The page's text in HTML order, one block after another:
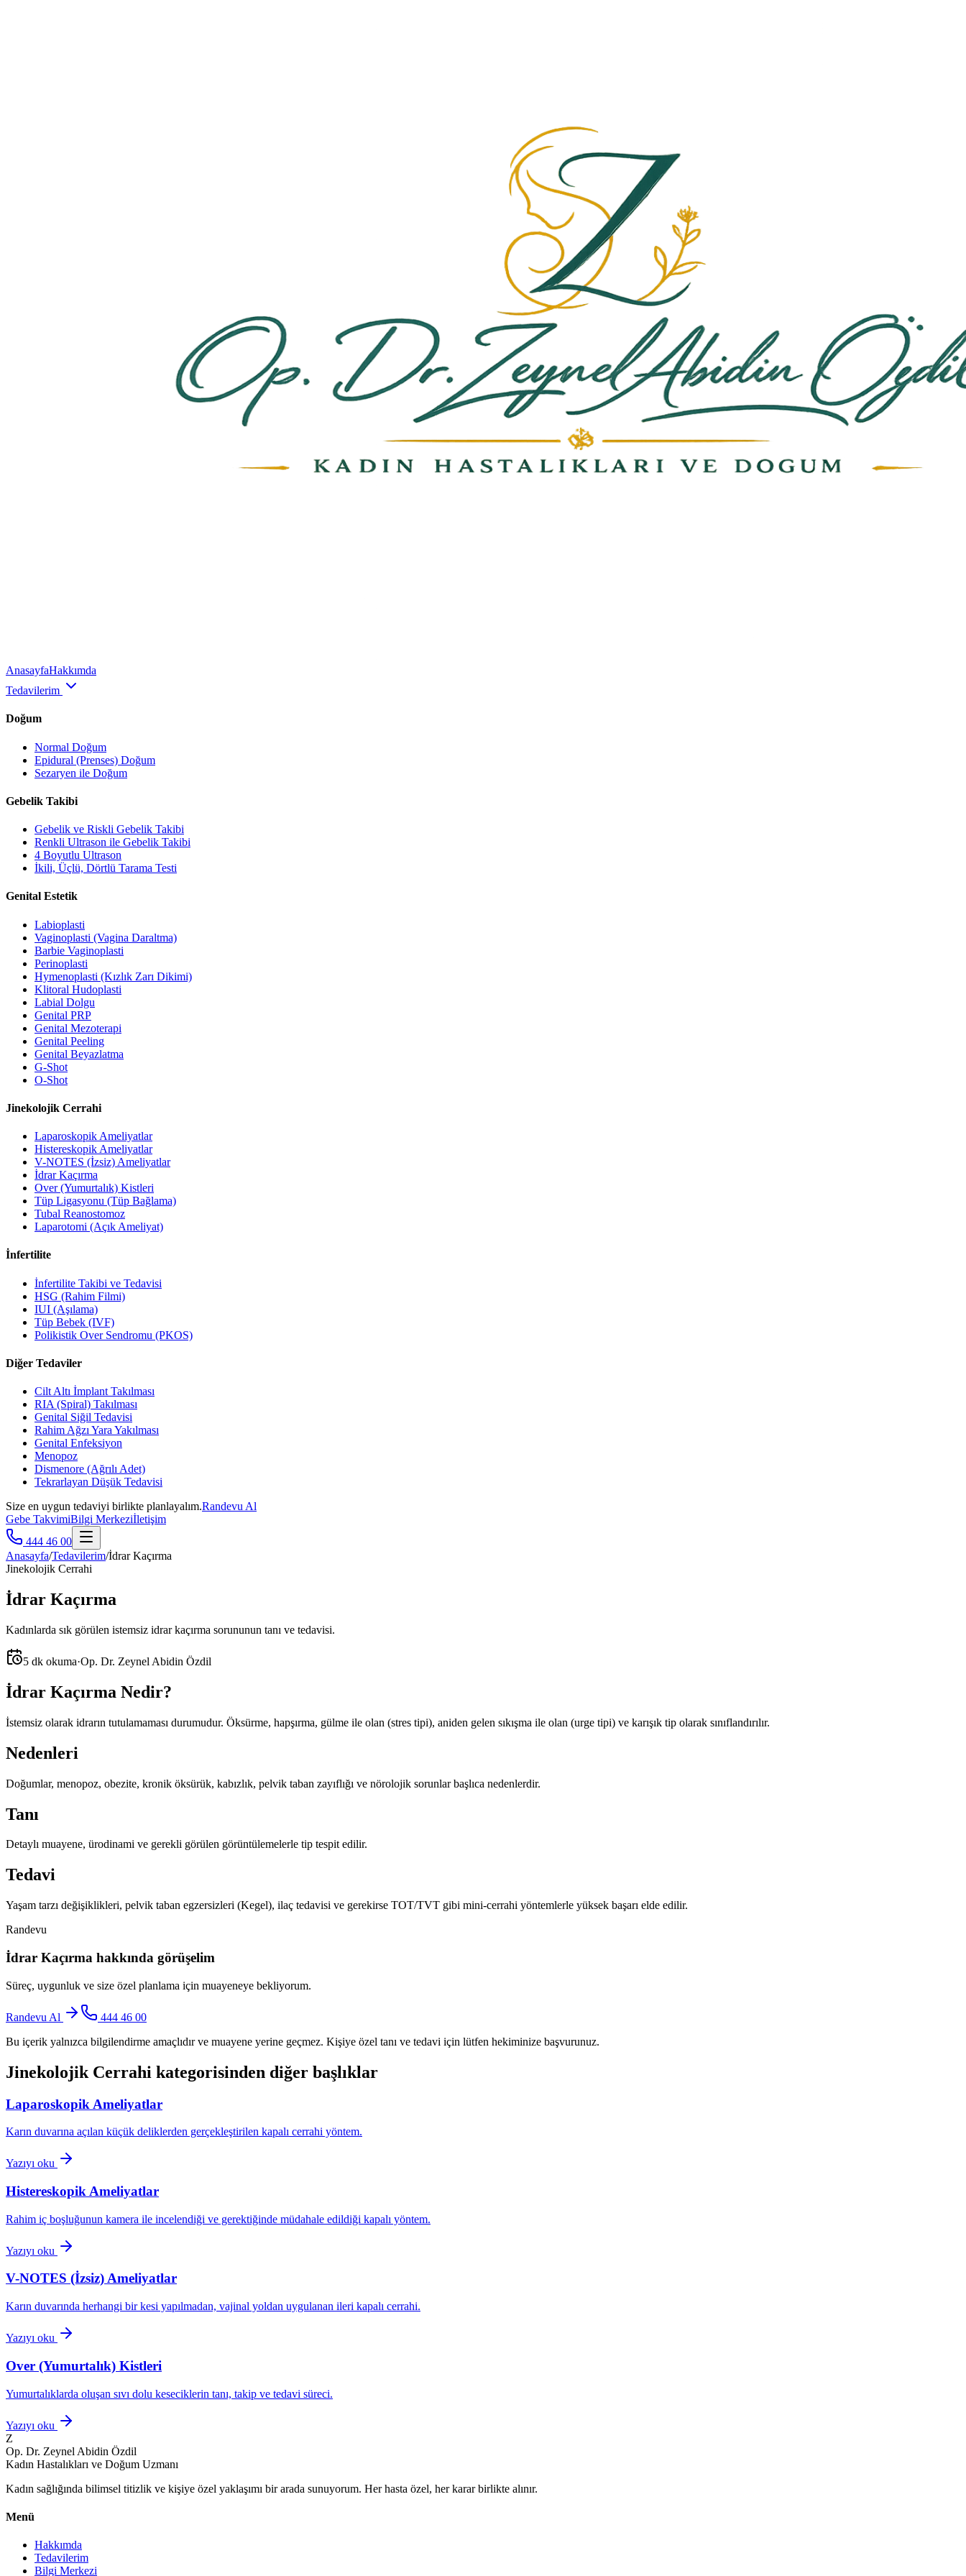
AnasayfaHakkımda
Tedavilerim
Doğum
Normal Doğum
Epidural (Prenses) Doğum
Sezaryen ile Doğum
Gebelik Takibi
Gebelik ve Riskli Gebelik Takibi
Renkli Ultrason ile Gebelik Takibi
4 Boyutlu Ultrason
İkili, Üçlü, Dörtlü Tarama Testi
Genital Estetik
Labioplasti
Vaginoplasti (Vagina Daraltma)
Barbie Vaginoplasti
Perinoplasti
Hymenoplasti (Kızlık Zarı Dikimi)
Klitoral Hudoplasti
Labial Dolgu
Genital PRP
Genital Mezoterapi
Genital Peeling
Genital Beyazlatma
G-Shot
O-Shot
Jinekolojik Cerrahi
Laparoskopik Ameliyatlar
Histereskopik Ameliyatlar
V-NOTES (İzsiz) Ameliyatlar
İdrar Kaçırma
Over (Yumurtalık) Kistleri
Tüp Ligasyonu (Tüp Bağlama)
Tubal Reanostomoz
Laparotomi (Açık Ameliyat)
İnfertilite
İnfertilite Takibi ve Tedavisi
HSG (Rahim Filmi)
IUI (Aşılama)
Tüp Bebek (IVF)
Polikistik Over Sendromu (PKOS)
Diğer Tedaviler
Cilt Altı İmplant Takılması
RIA (Spiral) Takılması
Genital Siğil Tedavisi
Rahim Ağzı Yara Yakılması
Genital Enfeksiyon
Menopoz
Dismenore (Ağrılı Adet)
Tekrarlayan Düşük Tedavisi
Size en uygun tedaviyi birlikte planlayalım.Randevu Al
Gebe TakvimiBilgi Merkeziİletişim
444 46 00
Anasayfa/Tedavilerim/İdrar Kaçırma
Jinekolojik Cerrahi
İdrar Kaçırma
Kadınlarda sık görülen istemsiz idrar kaçırma sorununun tanı ve tedavisi.
5 dk okuma·Op. Dr. Zeynel Abidin Özdil
İdrar Kaçırma Nedir?
İstemsiz olarak idrarın tutulamaması durumudur. Öksürme, hapşırma, gülme ile olan (stres tipi), aniden gelen sıkışma ile olan (urge tipi) ve karışık tip olarak sınıflandırılır.
Nedenleri
Doğumlar, menopoz, obezite, kronik öksürük, kabızlık, pelvik taban zayıflığı ve nörolojik sorunlar başlıca nedenlerdir.
Tanı
Detaylı muayene, ürodinami ve gerekli görülen görüntülemelerle tip tespit edilir.
Tedavi
Yaşam tarzı değişiklikleri, pelvik taban egzersizleri (Kegel), ilaç tedavisi ve gerekirse TOT/TVT gibi mini-cerrahi yöntemlerle yüksek başarı elde edilir.
Randevu
İdrar Kaçırma hakkında görüşelim
Süreç, uygunluk ve size özel planlama için muayeneye bekliyorum.
Randevu Al
444 46 00
Bu içerik yalnızca bilgilendirme amaçlıdır ve muayene yerine geçmez. Kişiye özel tanı ve tedavi için lütfen hekiminize başvurunuz.
Jinekolojik Cerrahi kategorisinden diğer başlıklar
Laparoskopik Ameliyatlar
Karın duvarına açılan küçük deliklerden gerçekleştirilen kapalı cerrahi yöntem.
Yazıyı oku
Histereskopik Ameliyatlar
Rahim iç boşluğunun kamera ile incelendiği ve gerektiğinde müdahale edildiği kapalı yöntem.
Yazıyı oku
V-NOTES (İzsiz) Ameliyatlar
Karın duvarında herhangi bir kesi yapılmadan, vajinal yoldan uygulanan ileri kapalı cerrahi.
Yazıyı oku
Over (Yumurtalık) Kistleri
Yumurtalıklarda oluşan sıvı dolu keseciklerin tanı, takip ve tedavi süreci.
Yazıyı oku
Z
Op. Dr. Zeynel Abidin Özdil
Kadın Hastalıkları ve Doğum Uzmanı
Kadın sağlığında bilimsel titizlik ve kişiye özel yaklaşımı bir arada sunuyorum. Her hasta özel, her karar birlikte alınır.
Menü
Hakkımda
Tedavilerim
Bilgi Merkezi